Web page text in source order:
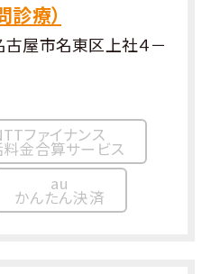
診療）
屋市名東区上社４－
ファイナンス
金合算サービス
au
かんたん決済